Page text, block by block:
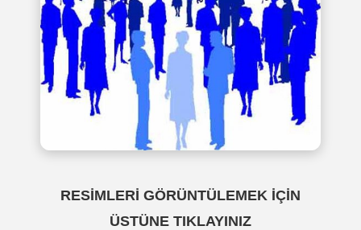
RESİMLERİ GÖRÜNTÜLEMEK İÇİN
ÜSTÜNE TIKLAYINIZ